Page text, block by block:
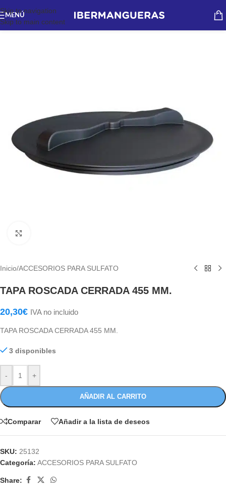
Skip to navigation
Skip to main content
MENÚ
Inicio/ACCESORIOS PARA SULFATO
TAPA ROSCADA CERRADA 455 MM.
20,30€ IVA no incluido
TAPA ROSCADA CERRADA 455 MM.
3 disponibles
- +
AÑADIR AL CARRITO
Comparar Añadir a la lista de deseos
SKU: 25132
Categoría: ACCESORIOS PARA SULFATO
Share: